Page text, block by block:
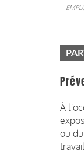
À
ou